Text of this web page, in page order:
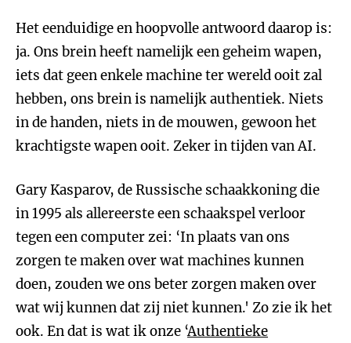
Het eenduidige en hoopvolle antwoord daarop is:
ja. Ons brein heeft namelijk een geheim wapen,
iets dat geen enkele machine ter wereld ooit zal
hebben, ons brein is namelijk authentiek. Niets
in de handen, niets in de mouwen, gewoon het
krachtigste wapen ooit. Zeker in tijden van AI.
Gary Kasparov, de Russische schaakkoning die
in 1995 als allereerste een schaakspel verloor
tegen een computer zei: ‘In plaats van ons
zorgen te maken over wat machines kunnen
doen, zouden we ons beter zorgen maken over
wat wij kunnen dat zij niet kunnen.' Zo zie ik het
ook. En dat is wat ik onze ‘Authentieke